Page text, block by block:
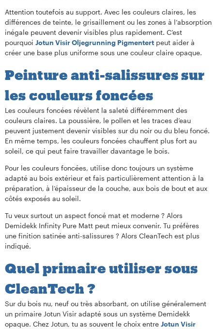
Attention toutefois au support. Avec les couleurs claires, les
différences de teinte, le grisaillement ou les zones à l’absorption
inégale peuvent devenir visibles plus rapidement. C’est
pourquoi Jotun Visir Oljegrunning Pigmentert peut aider à
créer une base plus uniforme sous une couleur claire opaque.
Peinture anti-salissures sur
les couleurs foncées
Les couleurs foncées révèlent la saleté différemment des
couleurs claires. La poussière, le pollen et les traces d’eau
peuvent justement devenir visibles sur du noir ou du bleu foncé.
En même temps, les couleurs foncées chauffent plus fort au
soleil, ce qui peut faire travailler davantage le bois.
Pour les couleurs foncées, utilise donc toujours un système
adapté au bois extérieur et fais particulièrement attention à la
préparation, à l’épaisseur de la couche, aux bois de bout et aux
côtés exposés au soleil.
Tu veux surtout un aspect foncé mat et moderne ? Alors
Demidekk Infinity Pure Matt peut mieux convenir. Tu préfères
une finition satinée anti-salissures ? Alors CleanTech est plus
indiqué.
Quel primaire utiliser sous
CleanTech ?
Sur du bois nu, neuf ou très absorbant, on utilise généralement
un primaire Jotun Visir adapté sous un système Demidekk
opaque. Chez Jotun, tu as souvent le choix entre Jotun Visir